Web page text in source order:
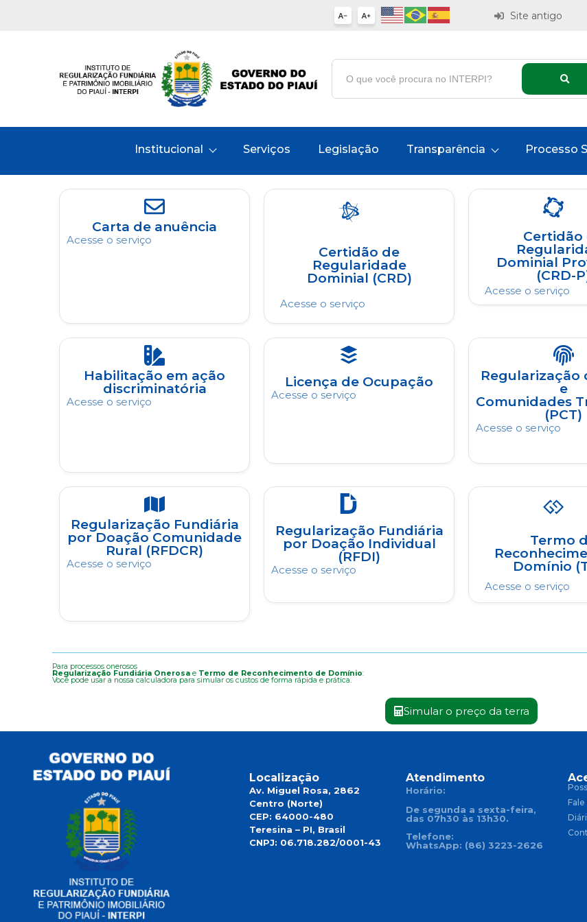
Site antigo
Institucional Serviços Legislação Transparência Processo
Carta de anuência
Acesse o serviço
Certidão de
Regularidade
Dominial (CRD)
Acesse o serviço
Certidão
Dominial
(CRD-
Acesse o serviço
Habilitação em ação
discriminatória
Acesse o serviço
Licença de Ocupação
Acesse o serviço
Regularização
e
Comunidades
(PCT)
Acesse o serviço
Regularização Fundiária
por Doação Comunidade
Rural (RFDCR)
Acesse o serviço
Regularização Fundiária
por Doação Individual
(RFDI)
Acesse o serviço
Termo
Domínio
Acesse o serviço
Para processos onerosos
Regularização Fundiária Onerosae Termo de Reconhecimento de Domínio:
Você pode usar a nossa calculadora para simular os custos de forma rápida e prática.
Simular o preço da terra
Localização
Av. Miguel Rosa, 2862
Centro (Norte)
CEP: 64000-480
Teresina – PI, Brasil
CNPJ: 06.718.282/0001-43
Atendimento
Horário:
De segunda a sexta-feira,
das 07h30 às 13h30.
Telefone:
WhatsApp: (86) 3223-2626